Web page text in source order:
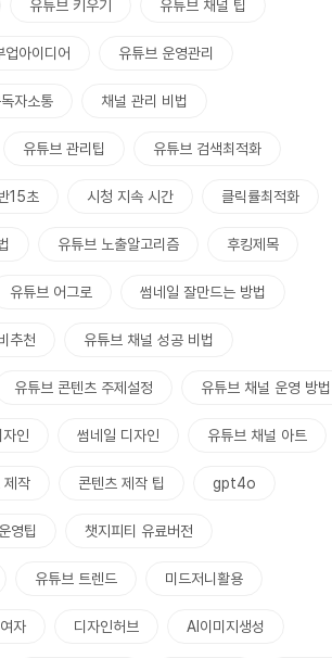
유튜브 키우기 유튜브 채널 팁
업아이디어 유튜브 운영관리
자소통 채널 관리 비법
유튜브 관리팁 유튜브 검색최적화
15초 시청 지속 시간 클릭률최적화
유튜브 노출알고리즘 후킹제목
유튜브 어그로 썸네일 잘만드는 방법
추천 유튜브 채널 성공 비법
유튜브 콘텐츠 주제설정 유튜브 채널 운영 방법
인 썸네일 디자인 유튜브 채널 아트
제작 콘텐츠 제작 팁 gpt4o
운영팁 챗지피티 유료버전
유튜브 트렌드 미드저니활용
자 디자인허브 AI이미지생성